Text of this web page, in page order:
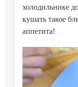
холодильнике
кушать такое
аппетита!